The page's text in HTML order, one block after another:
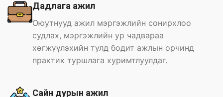
Дадлага ажил
Оюутнууд ажил мэргэжлийн сонирхлоо
судлах, мэргэжлийн ур чадвараа
хөгжүүлэхийн тулд бодит ажлын орчинд
практик туршлага хуримтлуулдаг.
Cайн дурын ажил